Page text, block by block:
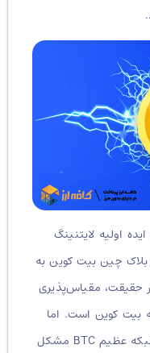
لایتنینگ
چین بیت کوین به
مقیاس‌پذیری
کوین است. اما
مقیاس‌پذیری چیست که انقدر برای شبکه عظیم BTC مشکل